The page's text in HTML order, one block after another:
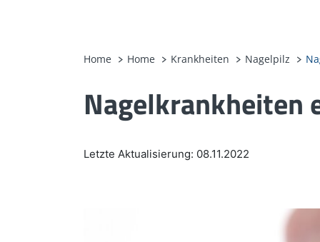
Home Home Krankheiten Nagelpilz
Nagelkrankheiten
Letzte Aktualisierung: 08.11.2022